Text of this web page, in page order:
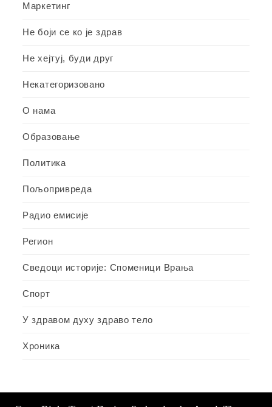
Маркетинг
Не боји се ко је здрав
Не хејтуј, буди друг
Некатегоризовано
О нама
Образовање
Политика
Пољопривреда
Радио емисије
Регион
Сведоци историје: Споменици Врања
Спорт
У здравом духу здраво тело
Хроника